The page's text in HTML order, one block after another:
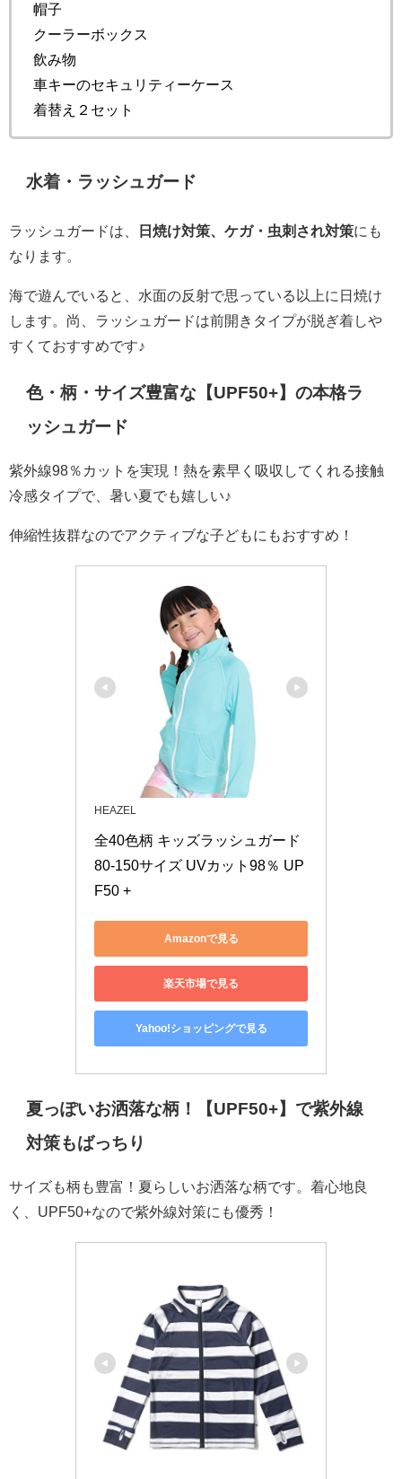
帽子
クーラーボックス
飲み物
車キーのセキュリティーケース
着替え２セット
水着・ラッシュガード
ラッシュガードは、 日焼け対策、ケガ・虫刺され対策にも
なります。
海で遊んでいると、水面の反射で思っている以上に日焼け
します。尚、ラッシュガードは前開きタイプが脱ぎ着しや
すくておすすめです♪
色・柄・サイズ豊富な【UPF50+】の本格ラ
ッシュガード
紫外線98％カットを実現！熱を素早く吸収してくれる接触
冷感タイプで、暑い夏でも嬉しい♪
伸縮性抜群なのでアクティブな子どもにもおすすめ！
HEAZEL
全40色柄 キッズラッシュガード
80-150サイズ UVカット98％ UP
F50 +
Amazonで見る
楽天市場で見る
Yahoo!ショッピングで見る
夏っぽいお洒落な柄！【UPF50+】で紫外線
対策もばっちり
サイズも柄も豊富！夏らしいお洒落な柄です。着心地良
く、UPF50+なので紫外線対策にも優秀！